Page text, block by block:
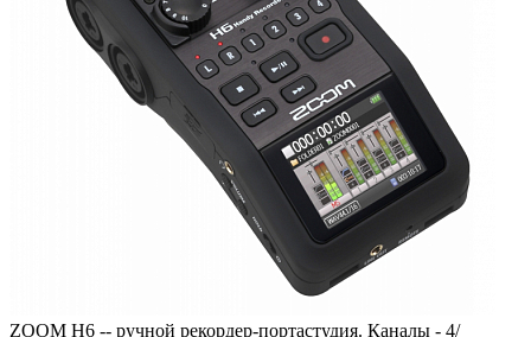
ZOOM H6 -- ручной рекордер-портастудия. Каналы - 4/